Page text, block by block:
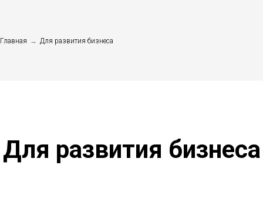
Главная → Для развития бизнеса
Для развития бизнеса